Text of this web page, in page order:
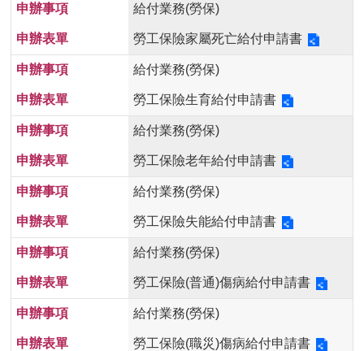
給付業務(勞保)
勞工保險家屬死亡給付申請書
給付業務(勞保)
勞工保險生育給付申請書
給付業務(勞保)
勞工保險老年給付申請書
給付業務(勞保)
勞工保險失能給付申請書
給付業務(勞保)
勞工保險(普通)傷病給付申請書
給付業務(勞保)
勞工保險(職災)傷病給付申請書